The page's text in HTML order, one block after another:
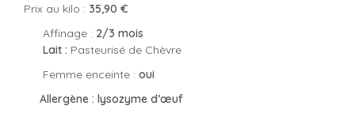
17,95€
136,42€
Prix au kilo : 35,90 €
Affinage : 2/3 mois
Lait : Pasteurisé de Chèvre
Femme enceinte : oui
Allergène : lysozyme d’œuf